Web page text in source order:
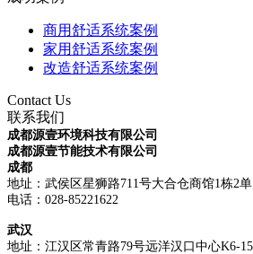
商用舒适系统案例
家用舒适系统案例
改造舒适系统案例
Contact Us
联系我们
成都源壹环境科技有限公司
成都源壹节能技术有限公司
成都
地址：武侯区星狮路711号大合仓商馆1栋2单
电话：028-85221622
武汉
地址：江汉区常青路79号远洋汉口中心K6-